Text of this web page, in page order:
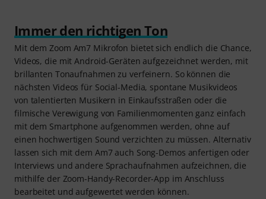
Immer den richtigen Ton
Mit dem Zoom Am7 Mikrofon bietet sich endlich die Chance,
Videos, die mit Android-Geräten aufgezeichnet werden, mit
brillanten Tonaufnahmen zu verfeinern. So können die
nächsten Videos für Social-Media, spontane Musikvideos
von talentierten Musikern in Einkaufsstraßen oder die
filmische Verewigung von Familienmomenten ganz einfach
mit dem Smartphone aufgenommen werden, ohne auf
einen hochwertigen Sound verzichten zu müssen. Alternativ
lassen sich mit dem Am7 auch Song-Demos anfertigen oder
Interviews und andere Sprachaufnahmen aufzeichnen, die
mithilfe der Zoom-Handy-Recorder-App im Anschluss
bearbeitet und aufgewertet werden können.